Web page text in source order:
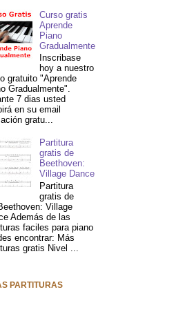
Curso gratis
Aprende
Piano
Gradualmente
Inscribase
hoy a nuestro
gratuito "Aprende
Gradualmente".
7 dias usted
en su email
gratu...
Partitura
gratis de
Beethoven:
Village Dance
Partitura
gratis de
Village
Además de las
faciles para piano
encontrar: Más
gratis Nivel ...
PARTITURAS